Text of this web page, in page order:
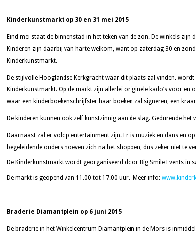
Kinderkunstmarkt op 30 en 31 mei 2015
Eind mei staat de binnenstad in het teken van de zon. De winkels
Kinderen zijn daarbij van harte welkom, want op zaterdag 30 en
Kinderkunstmarkt.
De stijlvolle Hooglandse Kerkgracht waar dit plaats zal vinden,
Kinderkunstmarkt. Op de markt zijn allerlei originele kado’s voor en
waar een kinderboekenschrijfster haar boeken zal signeren, een
De kinderen kunnen ook zelf kunstzinnig aan de slag. Gedurende
Daarnaast zal er volop entertainment zijn. Er is muziek en dans en
begeleidende ouders hoeven zich na het shoppen, dus zeker niet te
De Kinderkunstmarkt wordt georganiseerd door Big Smile Events in
De markt is geopend van 11.00 tot 17.00 uur. Meer info:
Braderie Diamantplein op 6 juni 2015
De braderie in het Winkelcentrum Diamantplein in de Mors is